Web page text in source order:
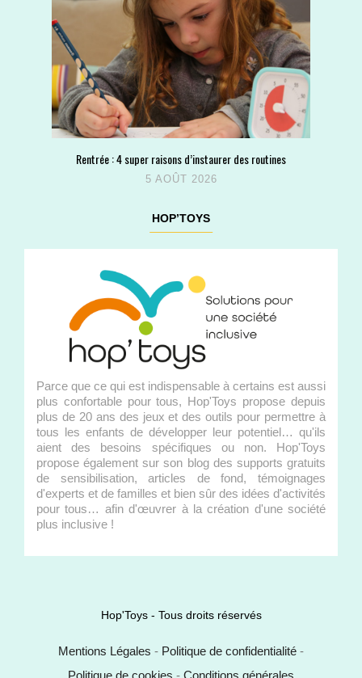
Rentrée : 4 super raisons d’instaurer des routines
5 AOÛT 2026
HOP’TOYS
Parce que ce qui est indispensable à certains est aussi
plus confortable pour tous, Hop'Toys propose depuis
plus de 20 ans des jeux et des outils pour permettre à
tous les enfants de développer leur potentiel… qu'ils
aient des besoins spécifiques ou non. Hop'Toys
propose également sur son blog des supports gratuits
de sensibilisation, articles de fond, témoignages
d'experts et de familles et bien sûr des idées d'activités
pour tous… afin d'œuvrer à la création d'une société
plus inclusive !
Hop'Toys - Tous droits réservés
Mentions Légales - Politique de confidentialité -
Politique de cookies - Conditions générales